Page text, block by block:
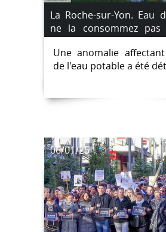
La Roche-sur-Yon. Eau
ne la consommez
colorée dans plusieurs
de Vendée
Une anomalie
de l'eau potable a été
06/01/25